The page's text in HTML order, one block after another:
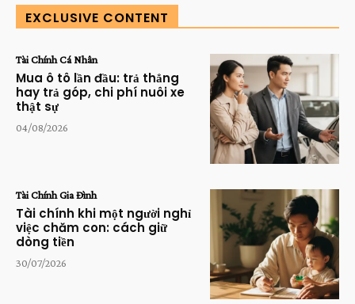
EXCLUSIVE CONTENT
Tài Chính Cá Nhân
Mua ô tô lần đầu: trả thẳng
hay trả góp, chi phí nuôi xe
thật sự
04/08/2026
Tài Chính Gia Đình
Tài chính khi một người nghỉ
việc chăm con: cách giữ
dòng tiền
30/07/2026